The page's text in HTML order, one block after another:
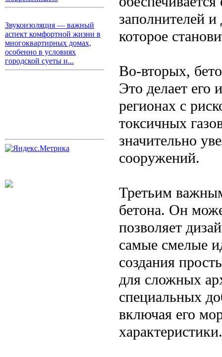
Звукоизоляция — важный
аспект комфортной жизни в
многоквартирных домах,
особенно в условиях
городской суеты и...
заполнителей и
которое
Во-вторых,
Это делает его
регионах с
токсичных
значительно
сооружений.
Третьим
бетона. Он
позволяет
самые смелые
создания
для сложных
специальных
включая его
характеристики.